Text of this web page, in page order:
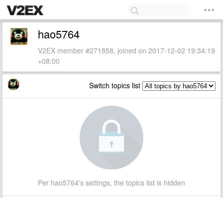
hao5764
V2EX member #271858, joined on 2017-12-02 19:34:19
+08:00
Switch topics list
Per hao5764's settings, the topics list is hidden